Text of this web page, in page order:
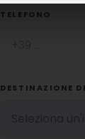
TELEFONO
DESTINAZIONE